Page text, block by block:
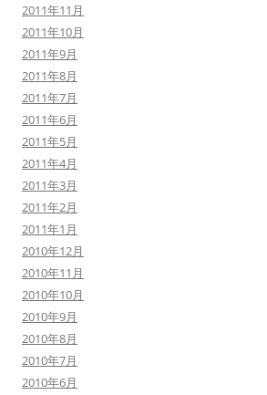
2011年11月
2011年10月
2011年9月
2011年8月
2011年7月
2011年6月
2011年5月
2011年4月
2011年3月
2011年2月
2011年1月
2010年12月
2010年11月
2010年10月
2010年9月
2010年8月
2010年7月
2010年6月